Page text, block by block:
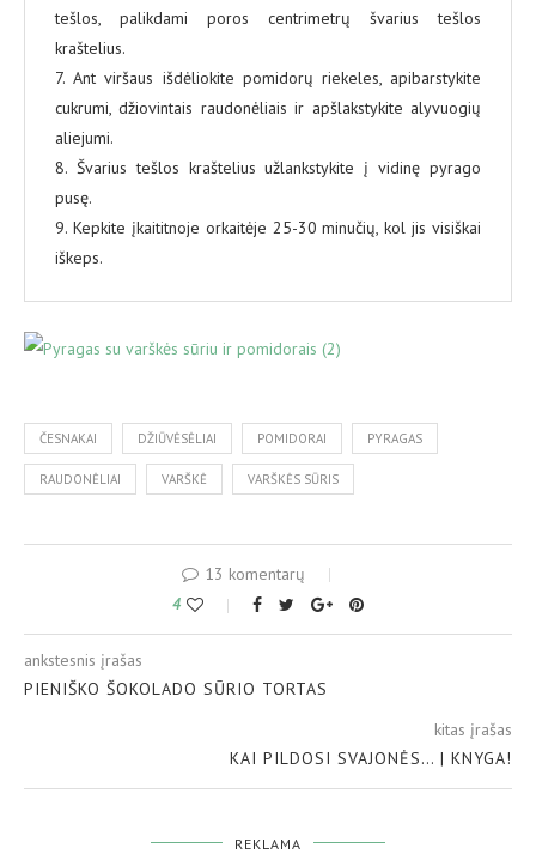
tešlos, palikdami poros centrimetrų švarius tešlos
kraštelius.
7. Ant viršaus išdėliokite pomidorų riekeles, apibarstykite
cukrumi, džiovintais raudonėliais ir apšlakstykite alyvuogių
aliejumi.
8. Švarius tešlos kraštelius užlankstykite į vidinę pyrago
pusę.
9. Kepkite įkaititnoje orkaitėje 25-30 minučių, kol jis visiškai
iškeps.
ČESNAKAI DŽIŪVĖSĖLIAI POMIDORAI PYRAGAS
RAUDONĖLIAI VARŠKĖ VARŠKĖS SŪRIS
13 komentarų
4
ankstesnis įrašas
PIENIŠKO ŠOKOLADO SŪRIO TORTAS
kitas įrašas
KAI PILDOSI SVAJONĖS… | KNYGA!
REKLAMA